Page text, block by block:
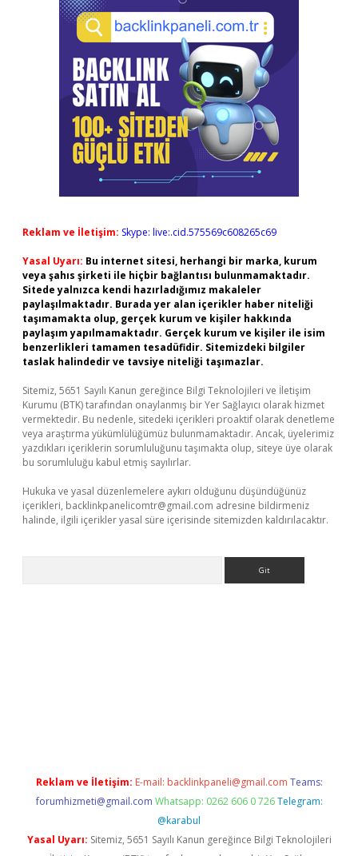
Reklam ve İletişim: Skype: live:.cid.575569c608265c69
Yasal Uyarı: Bu internet sitesi, herhangi bir marka, kurum
veya şahıs şirketi ile hiçbir bağlantısı bulunmamaktadır.
Sitede yalnızca kendi hazırladığımız makaleler
paylaşılmaktadır. Burada yer alan içerikler haber niteliği
taşımamakta olup, gerçek kurum ve kişiler hakkında
paylaşım yapılmamaktadır. Gerçek kurum ve kişiler ile isim
benzerlikleri tamamen tesadüfidir. Sitemizdeki bilgiler
taslak halindedir ve tavsiye niteliği taşımazlar.
Sitemiz, 5651 Sayılı Kanun gereğince Bilgi Teknolojileri ve İletişim
Kurumu (BTK) tarafından onaylanmış bir Yer Sağlayıcı olarak hizmet
vermektedir. Bu nedenle, sitedeki içerikleri proaktif olarak denetleme
veya araştırma yükümlülüğümüz bulunmamaktadır. Ancak, üyelerimiz
yazdıkları içeriklerin sorumluluğunu taşımakta olup, siteye üye olarak
bu sorumluluğu kabul etmiş sayılırlar.
Hukuka ve yasal düzenlemelere aykırı olduğunu düşündüğünüz
içerikleri, backlinkpanelicomtr@gmail.com adresine bildirmeniz
halinde, ilgili içerikler yasal süre içerisinde sitemizden kaldırılacaktır.
Reklam ve İletişim: E-mail: backlinkpaneli@gmail.com Teams:
forumhizmeti@gmail.com Whatsapp: 0262 606 0 726 Telegram:
@karabul
Yasal Uyarı: Sitemiz, 5651 Sayılı Kanun gereğince Bilgi Teknolojileri